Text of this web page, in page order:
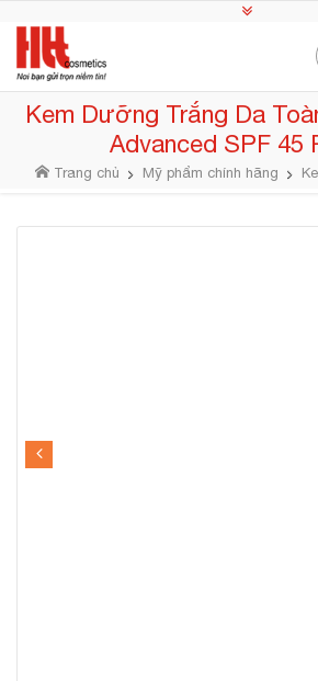
Kem Dưỡng Trắng Da
Advanced SPF 45
Trang chủ Mỹ phẩm chính hãng